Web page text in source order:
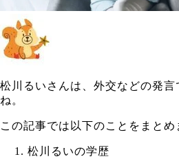
松川るいさんは、外交などの発言
ね。
この記事では以下のことをまとめ
松川るいの学歴